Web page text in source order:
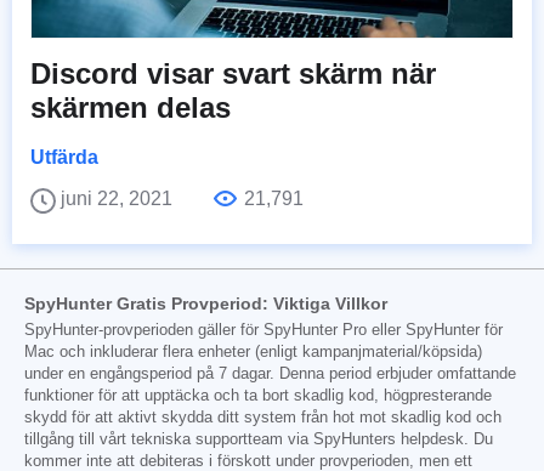
Discord visar svart skärm när
skärmen delas
Utfärda
juni 22, 2021
21,791
SpyHunter Gratis Provperiod: Viktiga Villkor
SpyHunter-provperioden gäller för SpyHunter Pro eller SpyHunter för
Mac och inkluderar flera enheter (enligt kampanjmaterial/köpsida)
under en engångsperiod på 7 dagar. Denna period erbjuder omfattande
funktioner för att upptäcka och ta bort skadlig kod, högpresterande
skydd för att aktivt skydda ditt system från hot mot skadlig kod och
tillgång till vårt tekniska supportteam via SpyHunters helpdesk. Du
kommer inte att debiteras i förskott under provperioden, men ett